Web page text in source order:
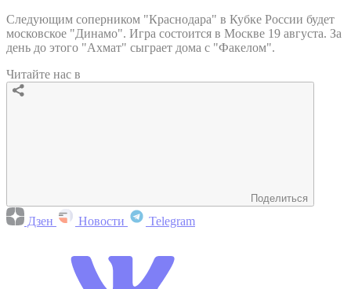
Следующим соперником "Краснодара" в Кубке России будет
московское "Динамо". Игра состоится в Москве 19 августа. За
день до этого "Ахмат" сыграет дома с "Факелом".
Читайте нас в
Поделиться
Дзен Новости Telegram